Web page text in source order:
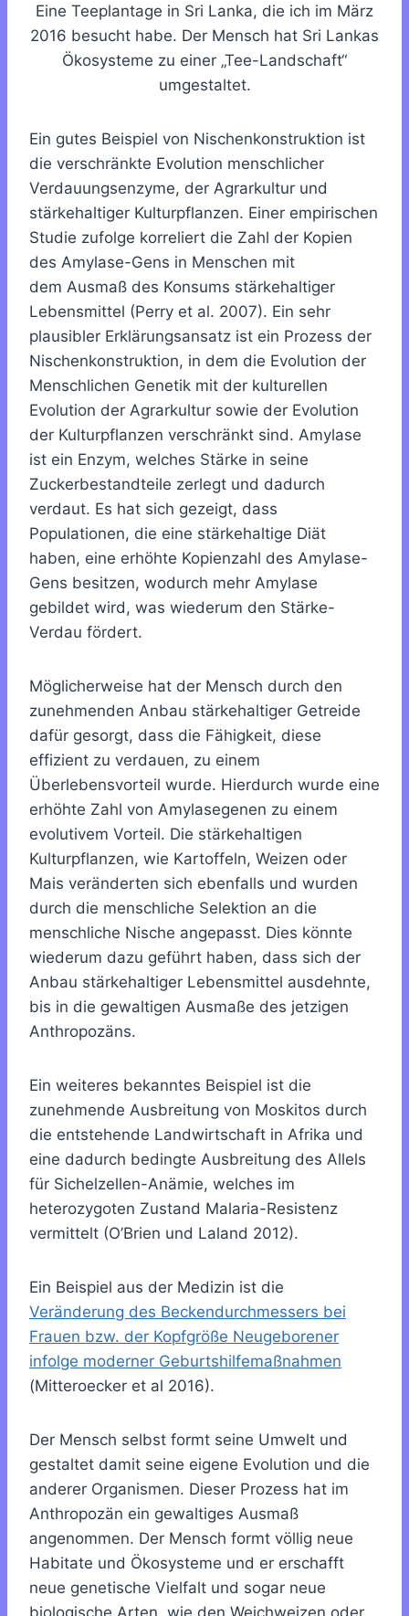
Eine Teeplantage in Sri Lanka, die ich im März
2016 besucht habe. Der Mensch hat Sri Lankas
Ökosysteme zu einer „Tee-Landschaft“
umgestaltet.
Ein gutes Beispiel von Nischenkonstruktion ist
die verschränkte Evolution menschlicher
Verdauungsenzyme, der Agrarkultur und
stärkehaltiger Kulturpflanzen. Einer empirischen
Studie zufolge korreliert die Zahl der Kopien
des Amylase-Gens in Menschen mit
dem Ausmaß des Konsums stärkehaltiger
Lebensmittel (Perry et al. 2007). Ein sehr
plausibler Erklärungsansatz ist ein Prozess der
Nischenkonstruktion, in dem die Evolution der
Menschlichen Genetik mit der kulturellen
Evolution der Agrarkultur sowie der Evolution
der Kulturpflanzen verschränkt sind. Amylase
ist ein Enzym, welches Stärke in seine
Zuckerbestandteile zerlegt und dadurch
verdaut. Es hat sich gezeigt, dass
Populationen, die eine stärkehaltige Diät
haben, eine erhöhte Kopienzahl des Amylase-
Gens besitzen, wodurch mehr Amylase
gebildet wird, was wiederum den Stärke-
Verdau fördert.
Möglicherweise hat der Mensch durch den
zunehmenden Anbau stärkehaltiger Getreide
dafür gesorgt, dass die Fähigkeit, diese
effizient zu verdauen, zu einem
Überlebensvorteil wurde. Hierdurch wurde eine
erhöhte Zahl von Amylasegenen zu einem
evolutivem Vorteil. Die stärkehaltigen
Kulturpflanzen, wie Kartoffeln, Weizen oder
Mais veränderten sich ebenfalls und wurden
durch die menschliche Selektion an die
menschliche Nische angepasst. Dies könnte
wiederum dazu geführt haben, dass sich der
Anbau stärkehaltiger Lebensmittel ausdehnte,
bis in die gewaltigen Ausmaße des jetzigen
Anthropozäns.
Ein weiteres bekanntes Beispiel ist die
zunehmende Ausbreitung von Moskitos durch
die entstehende Landwirtschaft in Afrika und
eine dadurch bedingte Ausbreitung des Allels
für Sichelzellen-Anämie, welches im
heterozygoten Zustand Malaria-Resistenz
vermittelt (O’Brien und Laland 2012).
Ein Beispiel aus der Medizin ist die
Veränderung des Beckendurchmessers bei
Frauen bzw. der Kopfgröße Neugeborener
infolge moderner Geburtshilfemaßnahmen
(Mitteroecker et al 2016).
Der Mensch selbst formt seine Umwelt und
gestaltet damit seine eigene Evolution und die
anderer Organismen. Dieser Prozess hat im
Anthropozän ein gewaltiges Ausmaß
angenommen. Der Mensch formt völlig neue
Habitate und Ökosysteme und er erschafft
neue genetische Vielfalt und sogar neue
biologische Arten, wie den Weichweizen oder